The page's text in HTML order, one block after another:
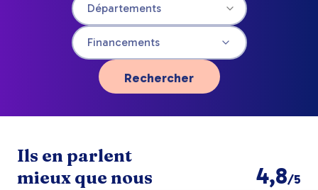
Financements
Rechercher
Ils en parlent
mieux que nous
4,8/5